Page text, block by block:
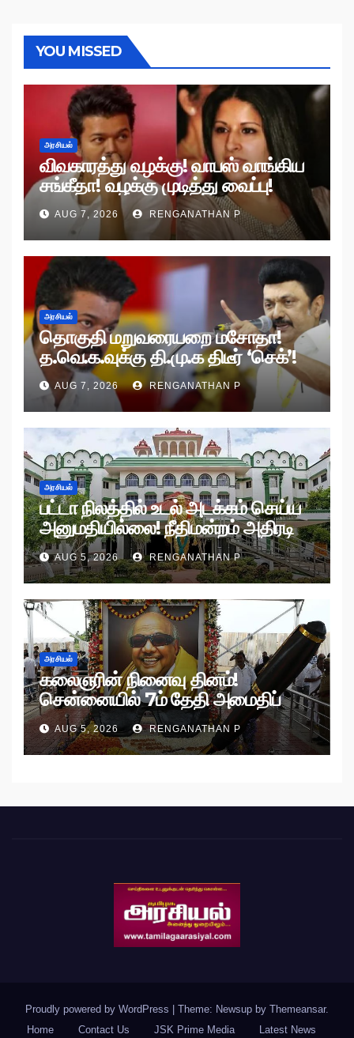
YOU MISSED
அரசியல்
விவகாரத்து வழக்கு! வாபஸ் வாங்கிய
சங்கீதா! வழக்கு முடித்து வைப்பு!
AUG 7, 2026 RENGANATHAN P
அரசியல்
தொகுதி மறுவரையறை மசோதா!
த.வெ.க.வுக்கு தி.மு.க திடீர் ‘செக்’!
AUG 7, 2026 RENGANATHAN P
அரசியல்
பட்டா நிலத்தில் உடல் அடக்கம் செய்ய
அனுமதியில்லை! நீதிமன்றம் அதிரடி
உத்தரவு!
AUG 5, 2026 RENGANATHAN P
அரசியல்
கலைஞரின் நினைவு தினம்!
சென்னையில் 7ம் தேதி அமைதிப்
பேரணி!
AUG 5, 2026 RENGANATHAN P
Proudly powered by WordPress | Theme: Newsup by Themeansar.
Home
Contact Us JSK Prime Media Latest News